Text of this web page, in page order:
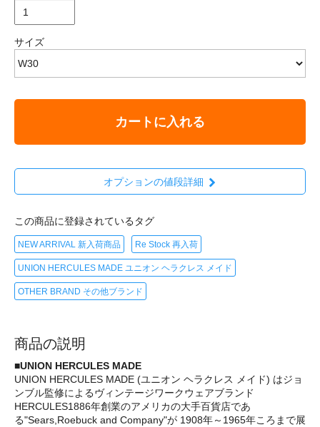
サイズ
カートに入れる
オプションの値段詳細
この商品に登録されているタグ
NEW ARRIVAL 新入荷商品 Re Stock 再入荷
UNION HERCULES MADE ユニオン ヘラクレス メイド
OTHER BRAND その他ブランド
商品の説明
■UNION HERCULES MADE
UNION HERCULES MADE (ユニオン ヘラクレス メイド) はジョ
ンブル監修によるヴィンテージワークウェアブランド
HERCULES1886年創業のアメリカの大手百貨店であ
る"Sears,Roebuck and Company"が 1908年～1965年ころまで展